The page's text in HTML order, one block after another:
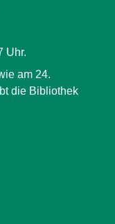
Uhr.
am 24.
die Bibliothek